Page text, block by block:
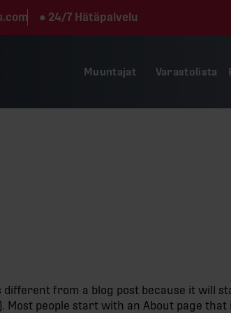
● 24/7 Hätäpalvelu
Muuntajat Varastolista
different from a blog post because it will
Most people start with an About page